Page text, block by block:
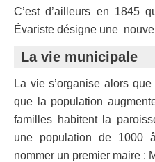
C’est d’ailleurs en 1845
Évariste désigne une
La vie municipale
La vie s’organise alors
que la population
familles habitent la
une population de 1000
nommer un premier maire :